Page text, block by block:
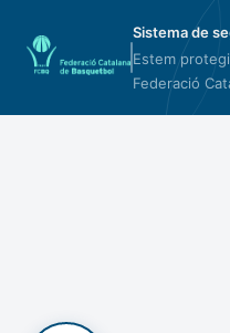
Sistema de
Estem
Federació